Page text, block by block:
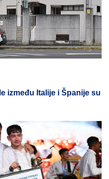
između Italije i Španije su